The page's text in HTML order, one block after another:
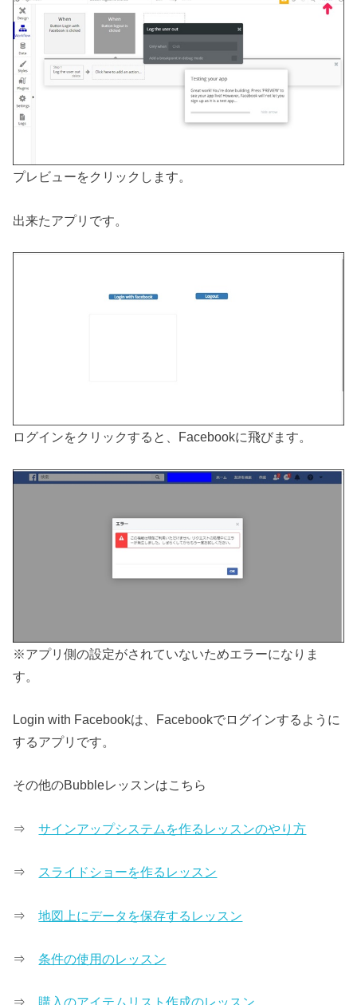
プレビューをクリックします。
出来たアプリです。
ログインをクリックすると、Facebookに飛びます。
※アプリ側の設定がされていないためエラーになりま
す。
Login with Facebookは、Facebookでログインするように
するアプリです。
その他のBubbleレッスンはこちら
⇒サインアップシステムを作るレッスンのやり方
⇒ スライドショーを作るレッスン
⇒地図上にデータを保存するレッスン
⇒条件の使用のレッスン
⇒ 購入のアイテムリスト作成のレッスン